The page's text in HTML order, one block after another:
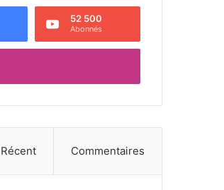
52 500
Abonnés
Récent Commentaires